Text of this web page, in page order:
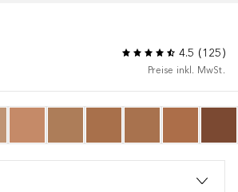
4.5 (125)
Preise inkl. MwSt.